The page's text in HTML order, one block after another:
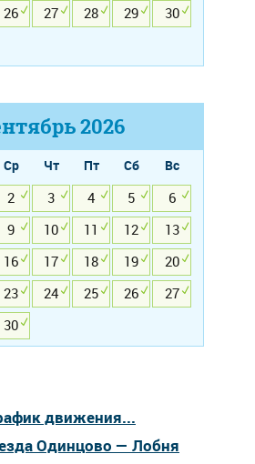
26 27 28 29
30
2026
Ср Чт Пт Сб
Вс
2 3 4 5
6
9 10 11 12
13
16 17 18 19
20
23 24 25 26
27
30
движения...
Одинцово — Лобня